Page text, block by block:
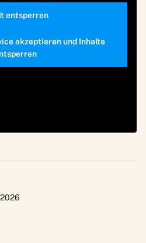
entsperren
akzeptieren und Inhalte